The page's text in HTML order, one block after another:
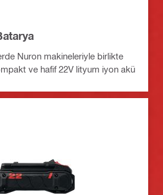
Nuron makineleriyle birlikte
ve hafif 22V lityum iyon akü